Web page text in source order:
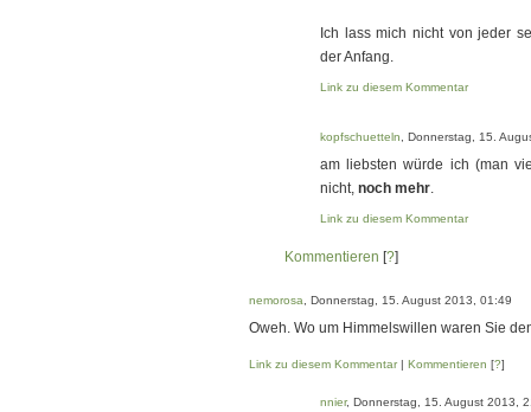
Ich lass mich nicht von jeder
der Anfang.
Link zu diesem Kommentar
kopfschuetteln , Donnerstag, 15.
am liebsten würde ich (man
nicht, noch mehr.
Link zu diesem Kommentar
Kommentieren [?]
nemorosa , Donnerstag, 15. August 2013, 01:49
Oweh. Wo um Himmelswillen waren Sie
Link zu diesem Kommentar| Kommentieren [?]
nnier, Donnerstag, 15. August 2013,